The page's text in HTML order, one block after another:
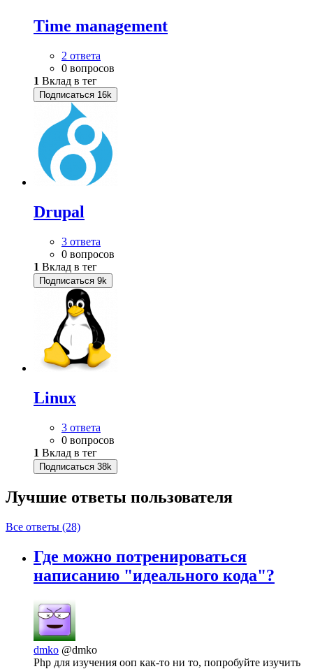
Time management
2 ответа
0 вопросов
1 Вклад в тег
Подписаться 16k
Drupal
3 ответа
0 вопросов
1 Вклад в тег
Подписаться 9k
Linux
3 ответа
0 вопросов
1 Вклад в тег
Подписаться 38k
Лучшие ответы пользователя
Все ответы (28)
Где можно потренироваться
написанию "идеального кода"?
dmko @dmko
Php для изучения ооп как-то ни то, попробуйте изучить